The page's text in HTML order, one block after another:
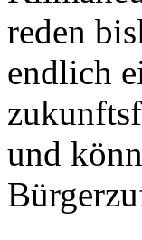
reden
endlich
und